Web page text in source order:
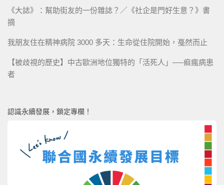
《大誌》：幫助街友的一份雜誌？／《社企是門好生意？》書
摘
我朋友住在精神病院 3000 多天：生命從住院開始，戞然而止
【被歧視的歷史】中古歐洲地位獨特的「活死人」──痲瘋病患
者
認識永續發展，鎖定專欄！